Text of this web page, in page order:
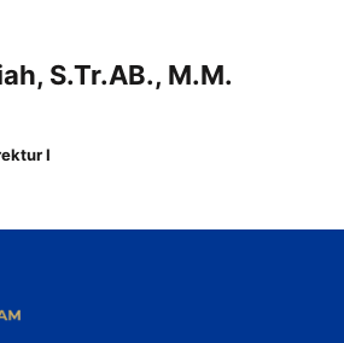
S.Tr.AB., M.M.
I